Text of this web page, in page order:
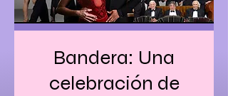
Bandera: Una
celebración de